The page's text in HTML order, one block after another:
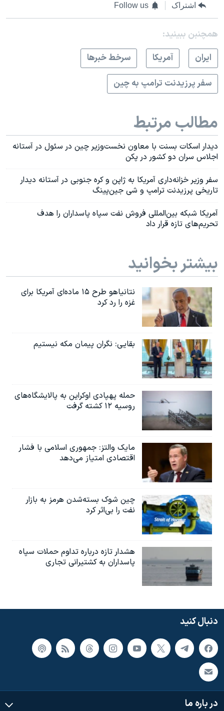
اشتراک Follow us
همچنبن ببینید:
ايران
آمريکا
سرخط خبرها
سفر پرزیدنت ترامپ به چین
مطالب مرتبط
دیدار اسکات بسنت با معاون نخست‌وزیر چین در سئول در آستانه
اجلاس سران دو کشور در پکن
سفر وزیر خزانه‌داری آمریکا به ژاپن و کره جنوبی در آستانه دیدار
تاریخی پرزیدنت ترامپ و شی‌ جین‌پینگ
آمریکا شبکه بین‌المللی فروش نفت سپاه پاسداران را هدف
تحریم‌های تازه قرار داد
بیشتر بخوانید
نتانیاهو طرح ۱۵ ماده‌ای آمریکا برای
غزه را رد کرد
بقایی: نگران پیمان مکه نیستیم
حمله پهپادی اوکراین به پالایشگاه‌های
روسیه ۱۲ کشته گرفت
مایک والتز: جمهوری اسلامی با فشار
اقتصادی امتیاز می‌دهد
چین شوک بسته‌شدن هرمز به بازار
نفت را بی‌اثر کرد
هشدار تازه درباره تداوم حملات سپاه
پاسداران به کشتیرانی تجاری
دنبال کنید
در باره ما